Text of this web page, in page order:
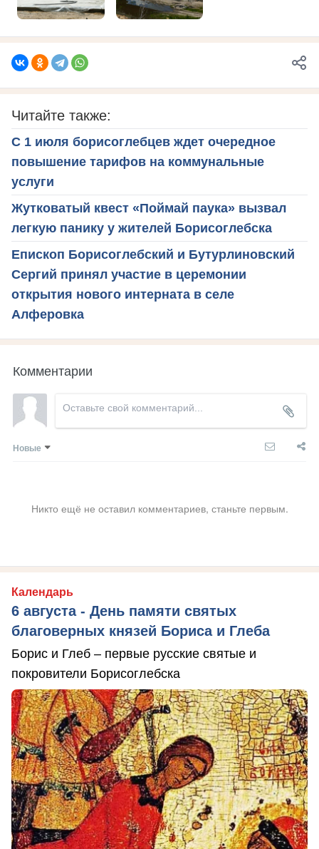
Читайте также:
С 1 июля борисоглебцев ждет очередное
повышение тарифов на коммунальные
услуги
Жутковатый квест «Поймай паука» вызвал
легкую панику у жителей Борисоглебска
Епископ Борисоглебский и Бутурлиновский
Сергий принял участие в церемонии
открытия нового интерната в селе
Алферовка
Комментарии
Новые
Никто ещё не оставил комментариев, станьте первым.
Календарь
6 августа - День памяти святых
благоверных князей Бориса и Глеба
Борис и Глеб – первые русские святые и
покровители Борисоглебска